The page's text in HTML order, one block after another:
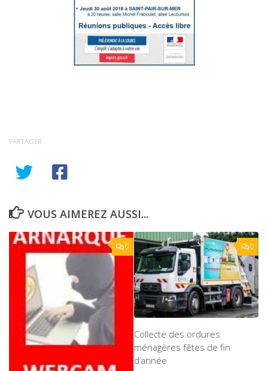
PARTAGER
VOUS AIMEREZ AUSSI...
0 0
Collecte des ordures
ménagères fêtes de fin
d’année